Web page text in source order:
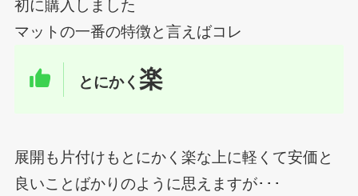
初に購入しました
マットの一番の特徴と言えばコレ
とにかく 楽
展開も片付けもとにかく楽な上に軽くて安価と
良いことばかりのように思えますが･･･